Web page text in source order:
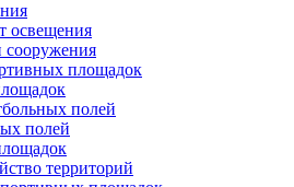
освещения
площадок
полей
полей
территорий